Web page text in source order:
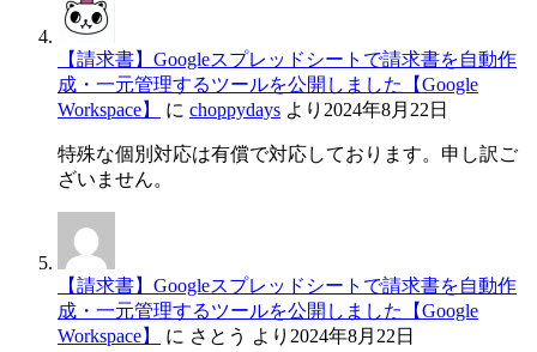
【請求書】Googleスプレッドシートで請求書を自動作
成・一元管理するツールを公開しました【Google
Workspace】
に choppydays より 2024年8月22日
特殊な個別対応は有償で対応しております。申し訳ご
ざいません。
【請求書】Googleスプレッドシートで請求書を自動作
成・一元管理するツールを公開しました【Google
Workspace】
に さとう より 2024年8月22日